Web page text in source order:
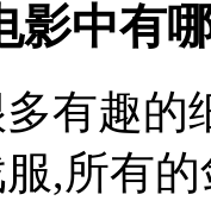
影中有
有趣的
,所有